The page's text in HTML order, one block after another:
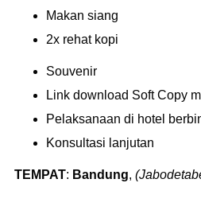
Makan siang
2x rehat kopi
Souvenir
Link download Soft Copy
Pelaksanaan di hotel
Konsultasi lanjutan
TEMPAT: Bandung,